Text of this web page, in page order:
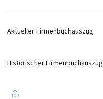
Aktueller Firmenbuchauszug
Historischer Firmenbuchauszug
TOP